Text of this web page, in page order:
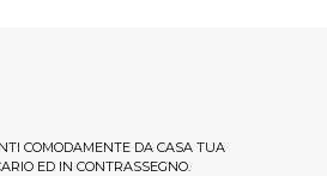
COMODAMENTE DA CASA TUA
ED IN CONTRASSEGNO.